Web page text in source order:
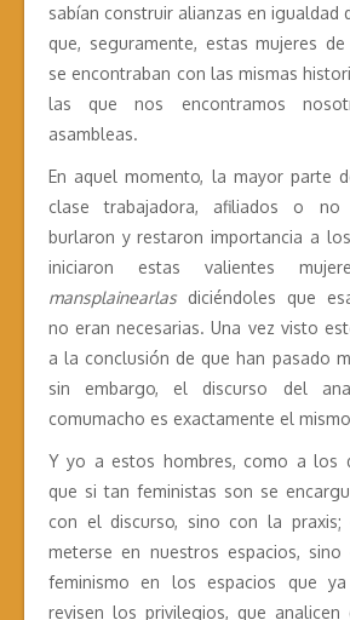
sabían construir alianzas en igualdad
que, seguramente, estas mujeres
se encontraban con las mismas
las que nos encontramos
asambleas.
En aquel momento, la mayor parte
clase trabajadora, afiliados o
burlaron y restaron importancia a
iniciaron estas valientes
mansplainearlas diciéndoles que
no eran necesarias. Una vez visto
a la conclusión de que han pasado
sin embargo, el discurso del
comumacho es exactamente el
Y yo a estos hombres, como a los
que si tan feministas son se
con el discurso, sino con la
meterse en nuestros espacios,
feminismo en los espacios que
revisen los privilegios, que